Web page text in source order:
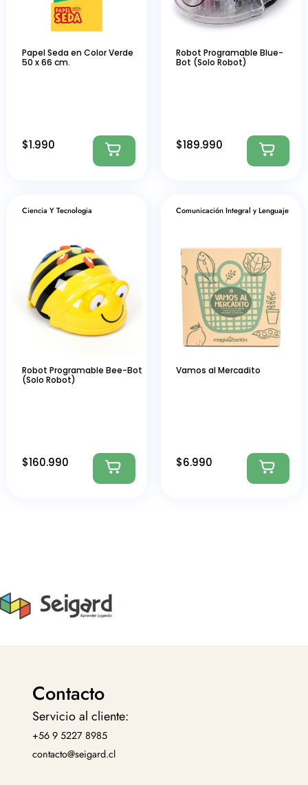
Papel Seda en Color Verde
50 x 66 cm.
$1.990
Robot Programable Blue-
Bot (Solo Robot)
$189.990
Ciencia Y Tecnologia
Robot Programable Bee-Bot
(Solo Robot)
$160.990
Comunicación Integral y Lenguaje
Vamos al Mercadito
$6.990
Contacto
Servicio al cliente:
+56 9 5227 8985
contacto@seigard.cl